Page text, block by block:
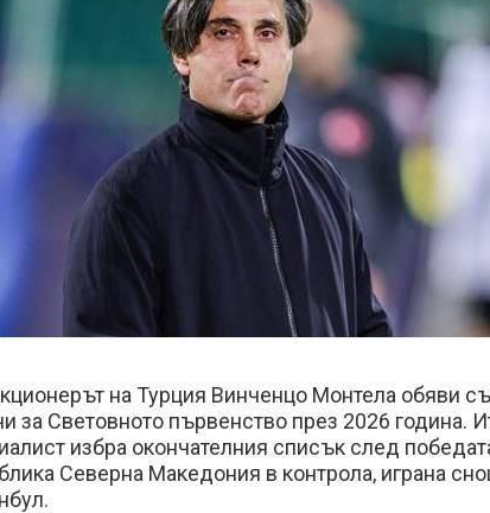
на Турция Винченцо Монтела обяви
за Световното първенство през 2026 година.
избра окончателния списък след
Северна Македония в контрола, играна